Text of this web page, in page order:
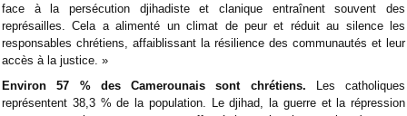
face à la persécution djihadiste et clanique entraînent souvent des
représailles. Cela a alimenté un climat de peur et réduit au silence les
responsables chrétiens, affaiblissant la résilience des communautés et leur
accès à la justice. »
Environ 57 % des Camerounais sont chrétiens. Les catholiques
représentent 38,3 % de la population. Le djihad, la guerre et la répression